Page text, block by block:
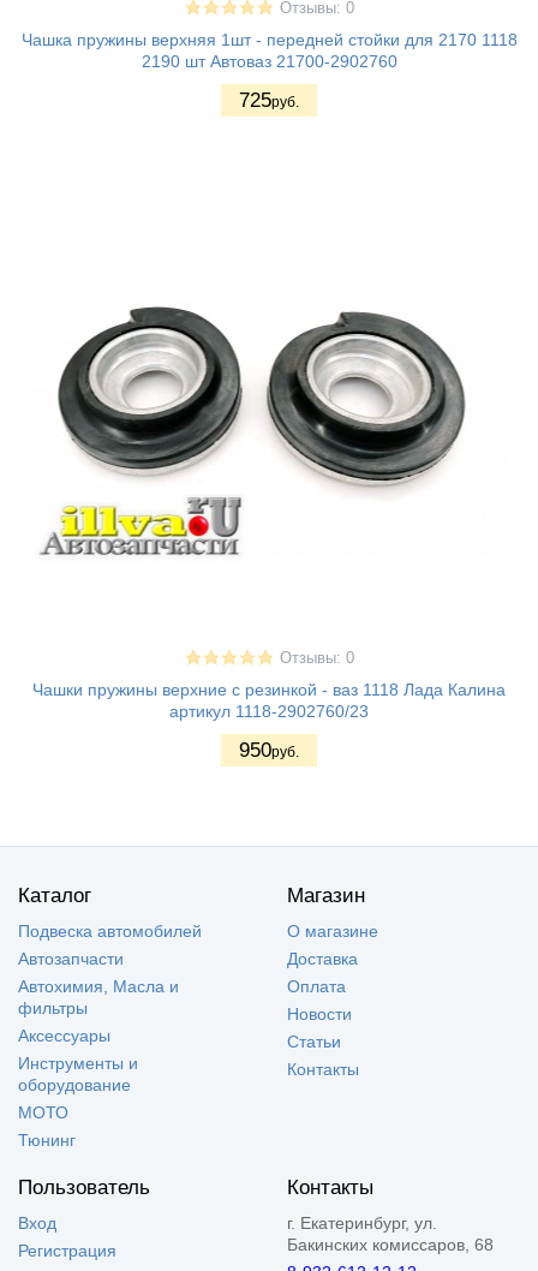
Отзывы: 0
Чашка пружины верхняя 1шт - передней стойки для 2170 1118
2190 шт Автоваз 21700-2902760
725руб.
Отзывы: 0
Чашки пружины верхние с резинкой - ваз 1118 Лада Калина
артикул 1118-2902760/23
950руб.
Каталог
Подвеска автомобилей
Автозапчасти
Автохимия, Масла и
фильтры
Аксессуары
Инструменты и
оборудование
МОТО
Тюнинг
Магазин
О магазине
Доставка
Оплата
Новости
Статьи
Контакты
Пользователь
Вход
Регистрация
Контакты
г. Екатеринбург, ул.
Бакинских комиссаров, 68